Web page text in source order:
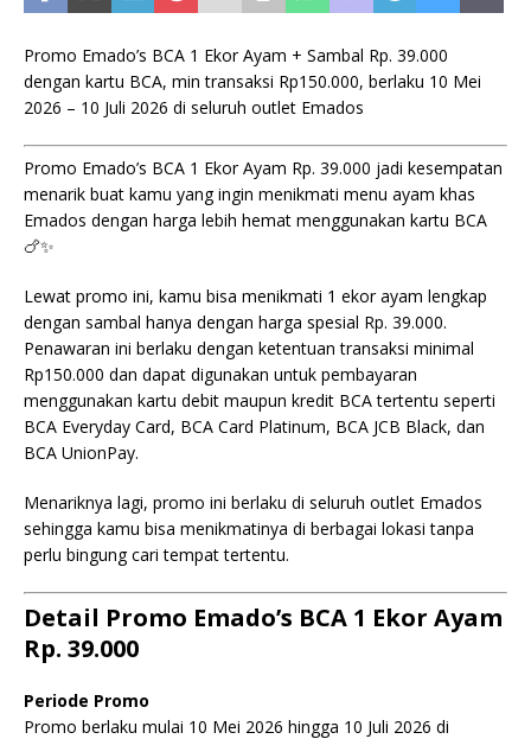
Promo Emado’s BCA 1 Ekor Ayam + Sambal Rp. 39.000
dengan kartu BCA, min transaksi Rp150.000, berlaku 10 Mei
2026 – 10 Juli 2026 di seluruh outlet Emados
Promo Emado’s BCA 1 Ekor Ayam Rp. 39.000 jadi kesempatan
menarik buat kamu yang ingin menikmati menu ayam khas
Emados dengan harga lebih hemat menggunakan kartu BCA
🍗✨
Lewat promo ini, kamu bisa menikmati 1 ekor ayam lengkap
dengan sambal hanya dengan harga spesial Rp. 39.000.
Penawaran ini berlaku dengan ketentuan transaksi minimal
Rp150.000 dan dapat digunakan untuk pembayaran
menggunakan kartu debit maupun kredit BCA tertentu seperti
BCA Everyday Card, BCA Card Platinum, BCA JCB Black, dan
BCA UnionPay.
Menariknya lagi, promo ini berlaku di seluruh outlet Emados
sehingga kamu bisa menikmatinya di berbagai lokasi tanpa
perlu bingung cari tempat tertentu.
Detail Promo Emado’s BCA 1 Ekor Ayam
Rp. 39.000
Periode Promo
Promo berlaku mulai 10 Mei 2026 hingga 10 Juli 2026 di